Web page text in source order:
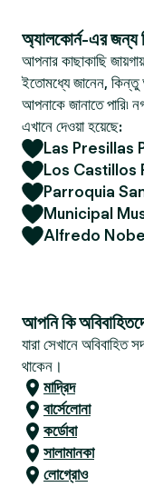
অ্যালকোর্ন-এর জন্য
আপনার কাছাকাছি
ইতোমধ্যে জানেন, কিন্তু
আপনাকে জানাতে পারি৷
এখানে দেওয়া হয়েছে:
Las Presillas
Los Castillos
Parroquia
Municipal
Alfredo
আপনি কি
যারা সেখানে
থাকেন।
মাদ্রিদ
বার্সেলোনা
কর্ডোবা
সালামানকা
লোগ্রোও